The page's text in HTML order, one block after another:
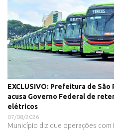
EXCLUSIVO: Prefeitura de São
acusa Governo Federal de
elétricos
07/08/2026
Município diz que operações com